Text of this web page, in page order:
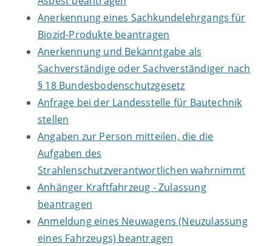
Anerkennung eines Sachkundelehrgangs für
Biozid-Produkte beantragen
Anerkennung und Bekanntgabe als
Sachverständige oder Sachverständiger nach
§ 18 Bundesbodenschutzgesetz
Anfrage bei der Landesstelle für Bautechnik
stellen
Angaben zur Person mitteilen, die die
Aufgaben des
Strahlenschutzverantwortlichen wahrnimmt
Anhänger Kraftfahrzeug - Zulassung
beantragen
Anmeldung eines Neuwagens (Neuzulassung
eines Fahrzeugs) beantragen